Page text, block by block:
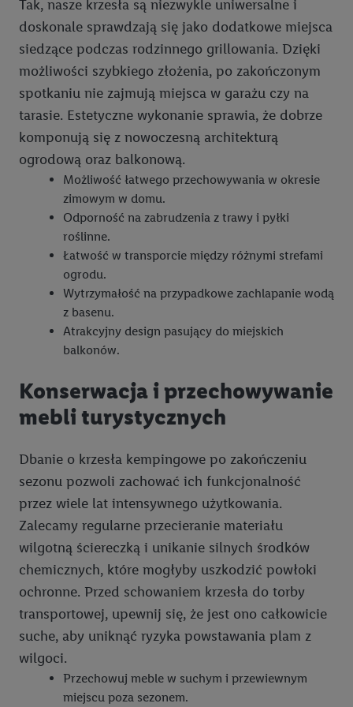
Tak, nasze krzesła są niezwykle uniwersalne i
doskonale sprawdzają się jako dodatkowe miejsca
siedzące podczas rodzinnego grillowania. Dzięki
możliwości szybkiego złożenia, po zakończonym
spotkaniu nie zajmują miejsca w garażu czy na
tarasie. Estetyczne wykonanie sprawia, że dobrze
komponują się z nowoczesną architekturą
ogrodową oraz balkonową.
Możliwość łatwego przechowywania w okresie
zimowym w domu.
Odporność na zabrudzenia z trawy i pyłki
roślinne.
Łatwość w transporcie między różnymi strefami
ogrodu.
Wytrzymałość na przypadkowe zachlapanie wodą
z basenu.
Atrakcyjny design pasujący do miejskich
balkonów.
Konserwacja i przechowywanie
mebli turystycznych
Dbanie o krzesła kempingowe po zakończeniu
sezonu pozwoli zachować ich funkcjonalność
przez wiele lat intensywnego użytkowania.
Zalecamy regularne przecieranie materiału
wilgotną ściereczką i unikanie silnych środków
chemicznych, które mogłyby uszkodzić powłoki
ochronne. Przed schowaniem krzesła do torby
transportowej, upewnij się, że jest ono całkowicie
suche, aby uniknąć ryzyka powstawania plam z
wilgoci.
Przechowuj meble w suchym i przewiewnym
miejscu poza sezonem.
zakupowych w usługach Lidl zostaną udostępnione jednemu z
wyżej wymienionych partnerów, aby mógł on analizować
statystyki kampanii reklamowych swoich klientówjako
niezależny administrator danych.
Tworzenie spersonalizowanych reklam opiera się na
generowaniu profili, które są również wzbogacane o dane z
innych usług. Obejmuje to łączenie danych (np. dotyczących
korzystania z usług Lidl, zachowań zakupowych w usługach
Lidl, informacji z konta klienta - np. wieku lub płci - a także
dokładnych danych dotyczących lokalizacji), również przez
różne urządzenia końcowe i usługi Lidl, w tym
przechowywanie lub uzyskiwanie dostępu do informacji na
urządzeniach końcowych w celu tworzenia grup docelowych
(tzw. segmentów). W związku z personalizacją treści
marketingowych, przetwarzanie odbywa się również w celu
pomiaru wydajności/skuteczności reklamy, badania grup
docelowych, opracowywania ofert oraz zapewnienia
bezpieczeństwa technicznego i optymalizacji wyświetlania
Jeśli użytkownik wyrazi zgodę w tym miejscu, a następnie
utworzy konto Lidl Plus lub zaloguje się na istniejące konto
jako współadministratorzy - wspólnie z jednym z wyżej
wymienionych partnerów w celu utworzenia specjalnego
identyfikatora internetowego (tzw. EUID), który możemy
następnie wykorzystać w podobny sposób jak poniżej opisany
identyfikator Utiq SA/NV ("Utiq"), aby rozpoznać użytkownika
w usługach świadczonych przez podmioty trzecie i wyświetlać
mu spersonalizowane reklamy. W tym celu my i jeden z innych
partnerów wymienionych powyżej będziemy również jako
współadministratorzy przetwarzać adres e-mail użytkownika
w postaci zahashowanej.
Użytkownik upoważnia również firmę Utiq oraz operatora
telekomunikacyjnejdo korzystania z technologii Utiq w